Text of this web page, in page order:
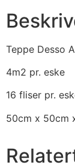
Teppe Desso
4m2 pr. eske
16 fliser pr.
50cm x 50cm